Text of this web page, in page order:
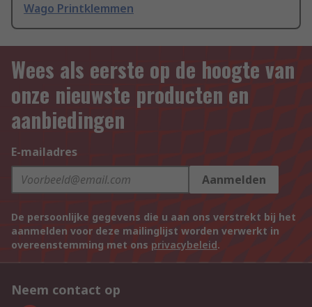
Wago Printklemmen
Wees als eerste op de hoogte van
onze nieuwste producten en
aanbiedingen
E-mailadres
Aanmelden
De persoonlijke gegevens die u aan ons verstrekt bij het
aanmelden voor deze mailinglijst worden verwerkt in
overeenstemming met ons privacybeleid.
Neem contact op